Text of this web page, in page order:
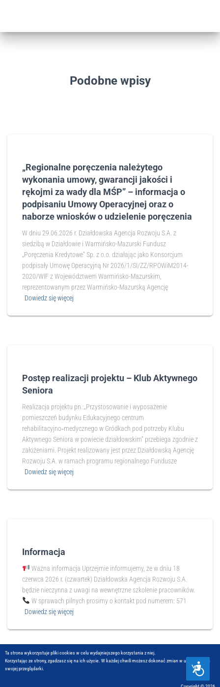
O
S
Podobne wpisy
„Regionalne poręczenia należytego
wykonania umowy, gwarancji jakości i
rękojmi za wady dla MŚP” – informacja o
podpisaniu Umowy Operacyjnej oraz o
naborze wniosków o udzielenie poręczenia
W dniu 29.06.2026 r. Działdowska Agencja Rozwoju S.A. z
siedzibą w Działdowie i Warmińsko-Mazurski Fundusz
„Poręczenia Kredytowe” Sp. z o.o. działając jako Konsorcjum
podpisały Umowę Operacyjną Nr 2026/1/SI/ZZ/RPOWiM2014-
2020/WIF z Województwem Warmińsko-Mazurskim,
reprezentowanym przez Warmińsko-Mazurską Agencję
Dowiedz się więcej
Postęp realizacji projektu – Klub Aktywnego
Seniora
Realizacja projektu pn.:„Przystosowanie i wyposażenie
pomieszczeń budynku Edukacyjnego centrum
rehabilitacyjno‑medycznego w Gródkach pod potrzeby Klubu
Aktywnego Seniora w powiecie działdowskim” przebiega zgodnie z
założeniami. Projekt realizowany jest przez Działdowską Agencję
Rozwoju S.A. w ramach programu regionalnego Fundusze
Dowiedz się więcej
Informacja
Ważna informacja Uprzejmie informujemy, że w dniu 18
czerwca 2026 r. (czwartek) Działdowska Agencja Rozwoju S.A.
będzie nieczynna z uwagi na wewnętrzne szkolenie pracowników.
W sprawach pilnych prosimy o kontakt pod numerem: 571
Dowiedz się więcej
Ta strona wykorzystuje pliki cookies w celu wydajniejszego korzystania z niej.
Korzystając ze strony, zgadzasz się na ich użycie. W każdej chwili możesz dokonać zmian w ustawieniach
swojej przeglądarki.